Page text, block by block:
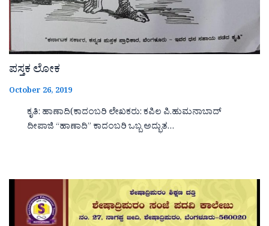
ಪಸ್ತಕ ಲೋಕ
October 26, 2019
ಕೃತಿ: ಹಾಣಾದಿ(ಕಾದಂಬರಿ ಲೇಖಕರು: ಕಪಿಲ ಪಿ.ಹುಮನಾಬಾದ್
ದೀಪಾಜಿ “ಹಾಣಾದಿ‌‌‌‌” ಕಾದಂಬರಿ ಒಬ್ಬ ಅದ್ಭುತ…